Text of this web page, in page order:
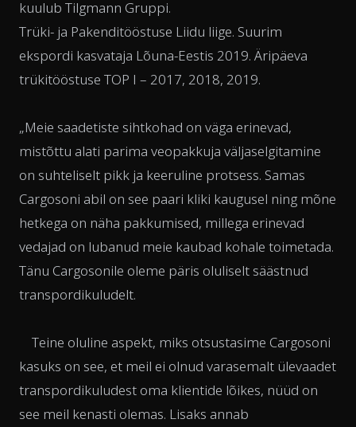
kuulub Tilgmann Gruppi.
Trüki- ja Pakenditööstuse Liidu liige. Suurim
ekspordi kasvataja Lõuna-Eestis 2019. Äripäeva
trükitööstuse TOP I – 2017, 2018, 2019.
„Meie saadetiste sihtkohad on väga erinevad,
mistõttu alati parima veopakkuja väljaselgitamine
on suhteliselt pikk ja keeruline protsess. Samas
Cargosoni abil on see paari kliki kaugusel ning mõne
hetkega on näha pakkumised, millega erinevad
vedajad on lubanud meie kaubad kohale toimetada.
Tänu Cargosonile oleme päris oluliselt säästnud
transpordikuludelt.
Teine oluline aspekt, miks otsustasime Cargosoni
kasuks on see, et meil ei olnud varasemalt ülevaadet
transpordikuludest oma klientide lõikes, nüüd on
see meil kenasti olemas. Lisaks annab